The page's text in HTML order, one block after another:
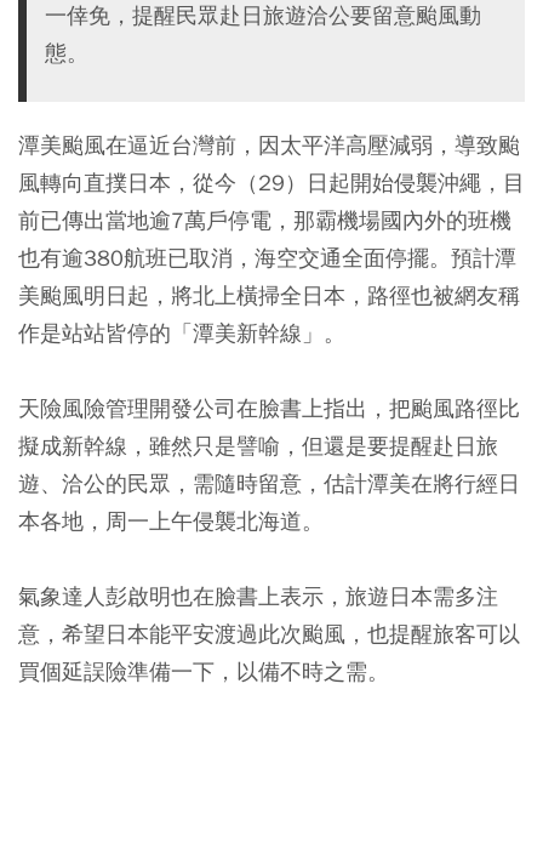
一倖免，提醒民眾赴日旅遊洽公要留意颱風動
態。
潭美颱風在逼近台灣前，因太平洋高壓減弱，導致颱
風轉向直撲日本，從今（29）日起開始侵襲沖繩，目
前已傳出當地逾7萬戶停電，那霸機場國內外的班機
也有逾380航班已取消，海空交通全面停擺。預計潭
美颱風明日起，將北上橫掃全日本，路徑也被網友稱
作是站站皆停的「潭美新幹線」。
天險風險管理開發公司在臉書上指出，把颱風路徑比
擬成新幹線，雖然只是譬喻，但還是要提醒赴日旅
遊、洽公的民眾，需隨時留意，估計潭美在將行經日
本各地，周一上午侵襲北海道。
氣象達人彭啟明也在臉書上表示，旅遊日本需多注
意，希望日本能平安渡過此次颱風，也提醒旅客可以
買個延誤險準備一下，以備不時之需。